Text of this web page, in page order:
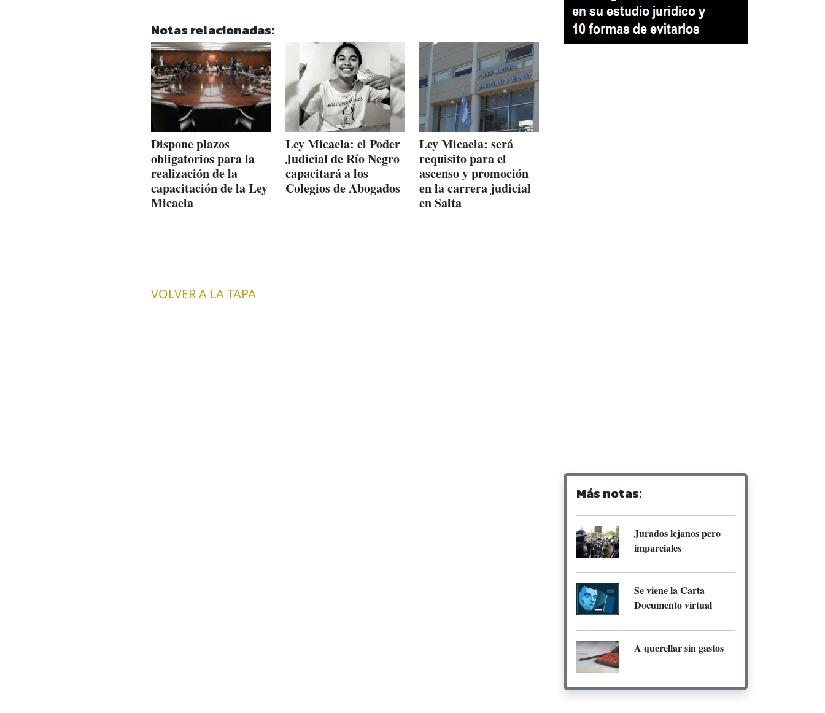
Notas relacionadas:
Dispone plazos
obligatorios para la
realización de la
capacitación de la Ley
Micaela
Ley Micaela: el Poder
Judicial de Río Negro
capacitará a los
Colegios de Abogados
Ley Micaela: será
requisito para el
ascenso y promoción
en la carrera judicial
en Salta
VOLVER A LA TAPA
Más notas:
Jurados lejanos pero
imparciales
Se viene la Carta
Documento virtual
A querellar sin gastos